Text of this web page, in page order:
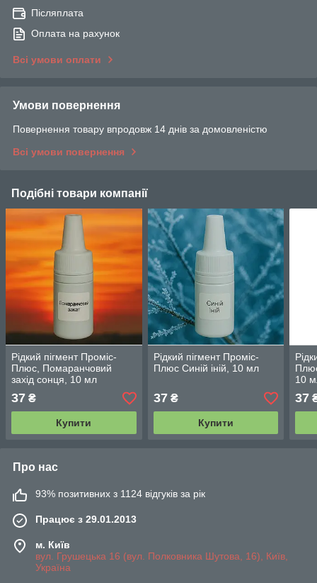
Післяплата
Оплата на рахунок
Всі умови оплати
Умови повернення
Повернення товару впродовж 14 днів за домовленістю
Всі умови повернення
Подібні товари компанії
Рідкий пігмент Проміс-
Плюс, Помаранчовий
захід сонця, 10 мл
37 ₴
Купити
Рідкий пігмент Проміс-
Плюс Синій іній, 10 мл
37₴
Купити
10
37
Про нас
93% позитивних з 1124 відгуків за рік
Працює з 29.01.2013
м. Київ
вул. Грушецька 16 (вул. Полковника Шутова, 16), Київ,
Україна